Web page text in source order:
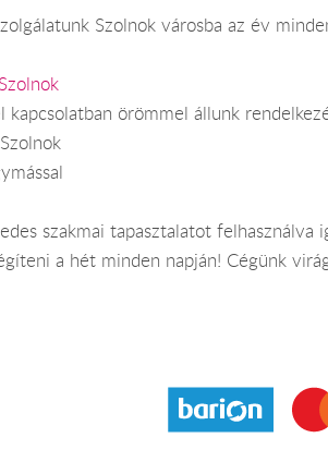
Szolnok városba az év
kapcsolatban örömmel állunk
szakmai tapasztalatot felhasználva
a hét minden napján! Cégünk